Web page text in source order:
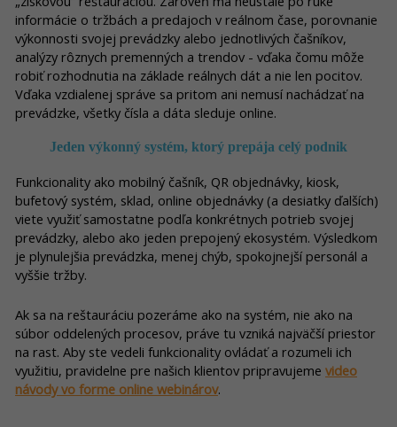
informácie o tržbách a predajoch v reálnom čase, porovnanie
výkonnosti svojej prevádzky alebo jednotlivých čašníkov,
analýzy rôznych premenných a trendov - vďaka čomu môže
robiť rozhodnutia na základe reálnych dát a nie len pocitov.
Vďaka vzdialenej správe sa pritom ani nemusí nachádzať na
prevádzke, všetky čísla a dáta sleduje online.
Jeden výkonný systém, ktorý prepája celý podnik
Funkcionality ako mobilný čašník, QR objednávky, kiosk,
bufetový systém, sklad, online objednávky (a desiatky ďalších)
viete využiť samostatne podľa konkrétnych potrieb svojej
prevádzky, alebo ako jeden prepojený ekosystém. Výsledkom
je plynulejšia prevádzka, menej chýb, spokojnejší personál a
vyššie tržby.
Ak sa na reštauráciu pozeráme ako na systém, nie ako na
súbor oddelených procesov, práve tu vzniká najväčší priestor
na rast. Aby ste vedeli funkcionality ovládať a rozumeli ich
využitiu, pravidelne pre našich klientov pripravujeme video
návody vo forme online webinárov.